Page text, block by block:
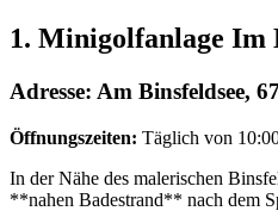
1. Minigolfanlage Im
Adresse: Am Binsfeldsee,
Öffnungszeiten: Täglich von
In der Nähe des malerischen
**nahen Badestrand** nach dem